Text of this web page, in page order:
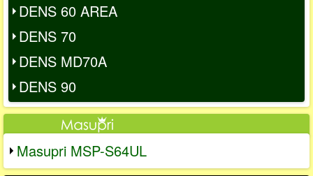
DENS 60 AREA
DENS 70
DENS MD70A
DENS 90
Masupri MSP-S64UL